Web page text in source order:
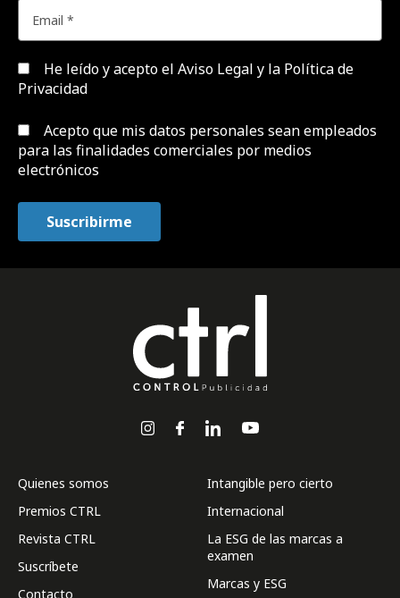
He leído y acepto el Aviso Legal y la Política de
Privacidad
Acepto que mis datos personales sean empleados
para las finalidades comerciales por medios
electrónicos
Quienes somos
Premios CTRL
Revista CTRL
Suscríbete
Contacto
Intangible pero cierto
Internacional
La ESG de las marcas a
examen
Marcas y ESG